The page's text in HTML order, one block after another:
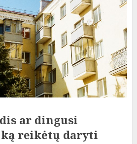
ar dingusi
reikėtų daryti